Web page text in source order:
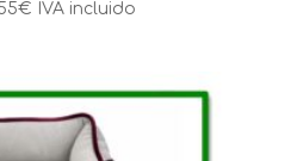
€ Rango
desde
6,35€
hasta
IVA incluido